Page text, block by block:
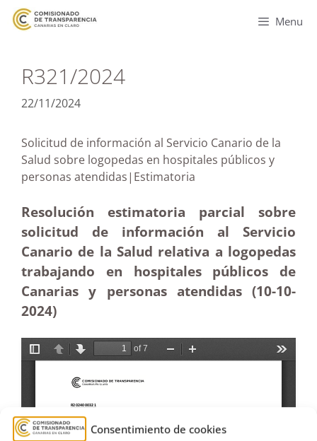
Consentimiento de cookies
Menu
R321/2024
22/11/2024
Solicitud de información al Servicio Canario de la
Salud sobre logopedas en hospitales públicos y
personas atendidas|Estimatoria
Resolución estimatoria parcial sobre
solicitud de información al Servicio
Canario de la Salud relativa a logopedas
trabajando en hospitales públicos de
Canarias y personas atendidas (10-10-
2024)